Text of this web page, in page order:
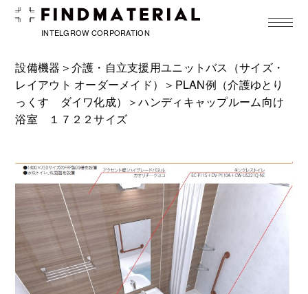
INTELGROW CORPORATION
toggle
設備機器＞介護・自立支援用ユニットバス（サイズ・
レイアウト オーダーメイド）
＞ PLAN例（介護ゆとり
っくす ダイワ化成）
＞ハンディキャップルーム向け
浴室 １７２２サイズ